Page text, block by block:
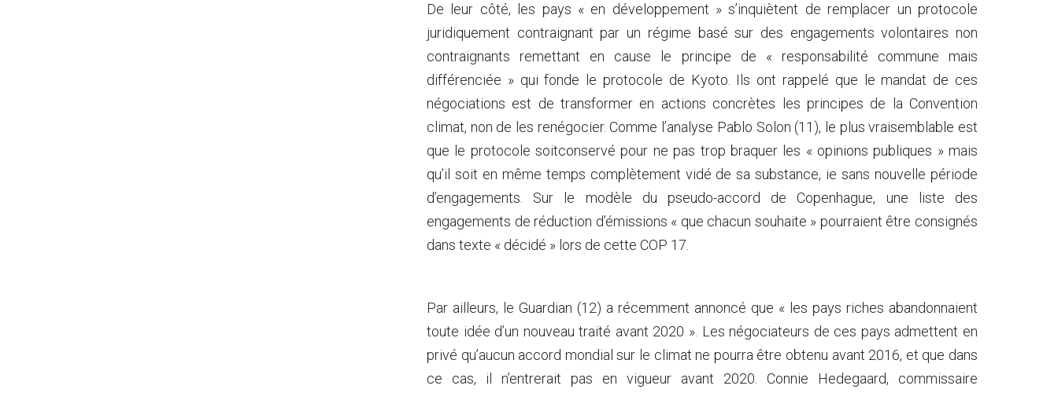
De leur côté, les pays « en développement » s’inquiètent de remplacer un protocole
juridiquement contraignant par un régime basé sur des engagements volontaires non
contraignants remettant en cause le principe de « responsabilité commune mais
différenciée » qui fonde le protocole de Kyoto. Ils ont rappelé que le mandat de ces
négociations est de transformer en actions concrètes les principes de la Convention
climat, non de les renégocier. Comme l’analyse Pablo Solon (11), le plus vraisemblable est
que le protocole soitconservé pour ne pas trop braquer les « opinions publiques » mais
qu’il soit en même temps complètement vidé de sa substance, ie sans nouvelle période
d’engagements. Sur le modèle du pseudo-accord de Copenhague, une liste des
engagements de réduction d’émissions « que chacun souhaite » pourraient être consignés
dans texte « décidé » lors de cette COP 17.
Par ailleurs, le Guardian (12) a récemment annoncé que « les pays riches abandonnaient
toute idée d’un nouveau traité avant 2020 ». Les négociateurs de ces pays admettent en
privé qu’aucun accord mondial sur le climat ne pourra être obtenu avant 2016, et que dans
ce cas, il n’entrerait pas en vigueur avant 2020. Connie Hedegaard, commissaire